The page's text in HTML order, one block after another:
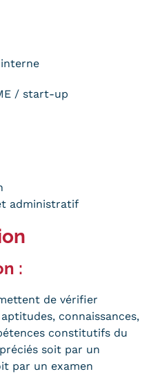
/ start-up
administratif
:
de vérifier
connaissances,
constitutifs du
soit par un
par un examen